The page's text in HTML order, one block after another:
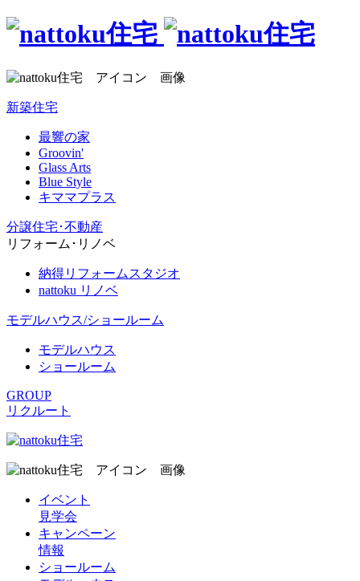
新築住宅
最響の家
Groovin'
Glass Arts
Blue Style
キママプラス
分譲住宅･不動産
リフォーム･リノベ
納得リフォームスタジオ
nattoku リノベ
モデルハウス/ショールーム
モデルハウス
ショールーム
GROUP
リクルート
イベント
見学会
キャンペーン
情報
ショールーム